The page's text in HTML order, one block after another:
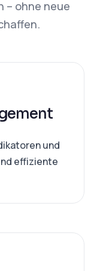
– ohne neue
und
effiziente